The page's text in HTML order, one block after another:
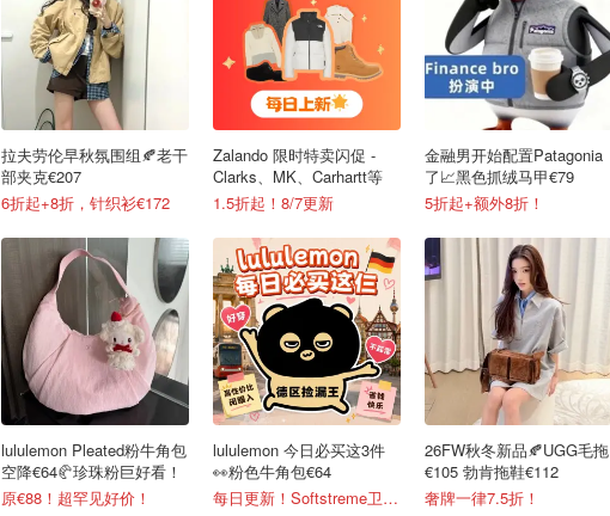
拉夫劳伦早秋氛围组🍂老干
部夹克€207
6折起+8折，针织衫€172
lululemon Pleated粉牛角包
空降€64🥐珍珠粉巨好看！
原€88！超罕见好价！
Zalando 限时特卖闪促 -
Clarks、MK、Carhartt等
1.5折起！8/7更新
lululemon 今日必买这3件
👀粉色牛角包€64
每日更新！Softstreme卫衣半价
金融男开始配置Patagonia
了📈黑色抓绒马甲€79
5折起+额外8折！
26FW秋冬新品🍂UGG毛拖
€105 勃肯拖鞋€112
奢牌一律7.5折！